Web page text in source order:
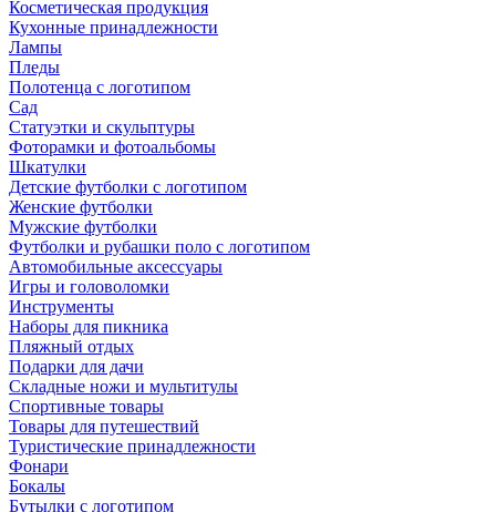
Косметическая продукция
Кухонные принадлежности
Лампы
Пледы
Полотенца с логотипом
Сад
Статуэтки и скульптуры
Фоторамки и фотоальбомы
Шкатулки
Детские футболки с логотипом
Женские футболки
Мужские футболки
Футболки и рубашки поло с логотипом
Автомобильные аксессуары
Игры и головоломки
Инструменты
Наборы для пикника
Пляжный отдых
Подарки для дачи
Складные ножи и мультитулы
Спортивные товары
Товары для путешествий
Туристические принадлежности
Фонари
Бокалы
Бутылки с логотипом